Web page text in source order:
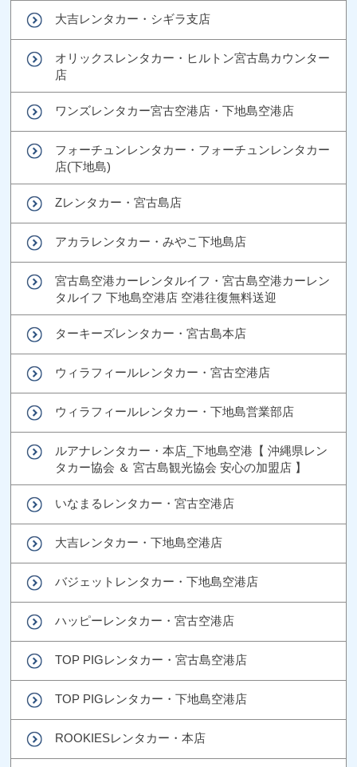
大吉レンタカー・シギラ支店
オリックスレンタカー・ヒルトン宮古島カウンター
店
ワンズレンタカー宮古空港店・下地島空港店
フォーチュンレンタカー・フォーチュンレンタカー
店(下地島)
Zレンタカー・宮古島店
アカラレンタカー・みやこ下地島店
宮古島空港カーレンタルイフ・宮古島空港カーレン
タルイフ 下地島空港店 空港往復無料送迎
ターキーズレンタカー・宮古島本店
ウィラフィールレンタカー・宮古空港店
ウィラフィールレンタカー・下地島営業部店
ルアナレンタカー・本店_下地島空港【 沖縄県レン
タカー協会 ＆ 宮古島観光協会 安心の加盟店 】
いなまるレンタカー・宮古空港店
大吉レンタカー・下地島空港店
バジェットレンタカー・下地島空港店
ハッピーレンタカー・宮古空港店
TOP PIGレンタカー・宮古島空港店
TOP PIGレンタカー・下地島空港店
ROOKIESレンタカー・本店